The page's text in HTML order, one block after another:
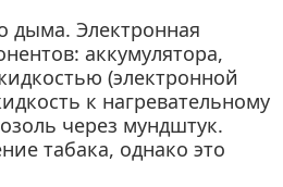
дыма. Электронная
аккумулятора,
(электронной
к нагревательному
через мундштук.
табака, однако это